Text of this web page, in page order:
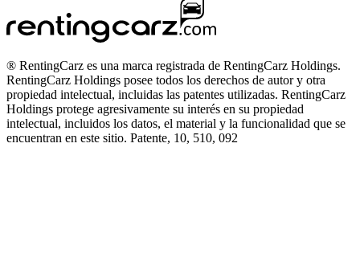
® RentingCarz es una marca registrada de RentingCarz Holdings.
RentingCarz Holdings posee todos los derechos de autor y otra
propiedad intelectual, incluidas las patentes utilizadas. RentingCarz
Holdings protege agresivamente su interés en su propiedad
intelectual, incluidos los datos, el material y la funcionalidad que se
encuentran en este sitio. Patente, 10, 510, 092